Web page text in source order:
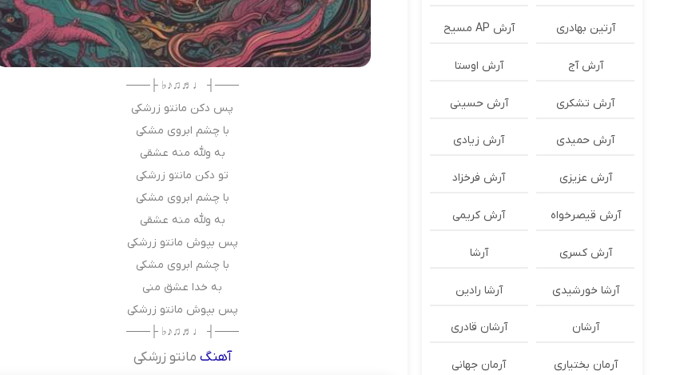
───┤ ♩♬♫♪♭ ├───
پس دکن مانتو زرشکی
با چشم ابروی مشکی
به ولله منه عشقی
تو دکن مانتو زرشکی
با چشم ابروی مشکی
به ولله منه عشقی
پس بپوش مانتو زرشکی
با چشم ابروی مشکی
به خدا عشق منی
پس بپوش مانتو زرشکی
───┤ ♩♬♫♪♭ ├───
آهنگ مانتو زرشکی
آرتین بهادری آرش AP مسیح
آرش آج آرش اوستا
آرش تشکری آرش حسینی
آرش حمیدی آرش زیادی
آرش عزیزی آرش فرخزاد
آرش قیصرخواه آرش کریمی
آرش کسری آرشا
آرشا خورشیدی آرشا رادین
آرشان آرشان قادری
آرمان بختیاری آرمان جهانی